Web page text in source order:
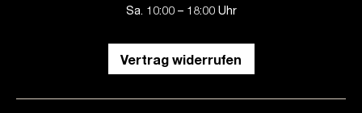
Sa. 10:00 – 18:00 Uhr
Vertrag widerrufen